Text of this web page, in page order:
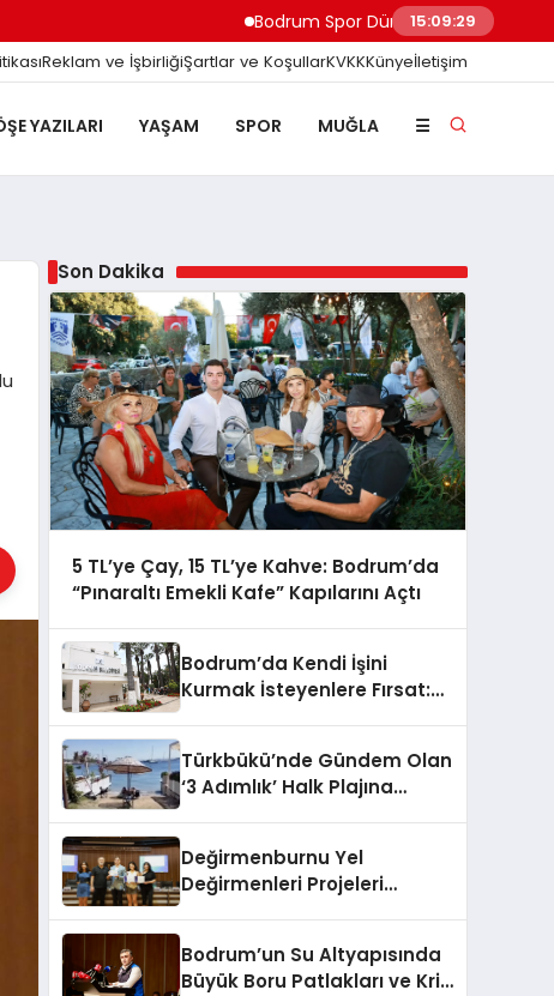
Bodrum Spor Dünyasını Sarsan Açıklama:
15:09:31
Reklam ve İşbirliğiŞartlar ve KoşullarKVKKKünyeİletişim
YAZILARI YAŞAM SPOR MUĞLA ☰
Son Dakika
5 TL’ye Çay, 15 TL’ye Kahve: Bodrum’da
“Pınaraltı Emekli Kafe” Kapılarını Açtı
Bodrum’da Kendi İşini
Kurmak İsteyenlere Fırsat:
Türkbükü’nde Gündem Olan
‘3 Adımlık’ Halk Plajına
Değirmenburnu Yel
Değirmenleri Projeleri
Bodrum’un Su Altyapısında
Büyük Boru Patlakları ve Kriz